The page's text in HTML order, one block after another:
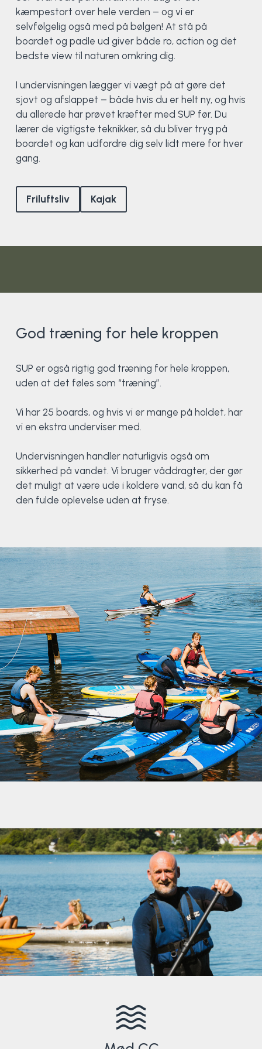
kæmpestort over hele verden – og vi er
selvfølgelig også med på bølgen! At stå på
boardet og padle ud giver både ro, action og det
bedste view til naturen omkring dig.
I undervisningen lægger vi vægt på at gøre det
sjovt og afslappet – både hvis du er helt ny, og hvis
du allerede har prøvet kræfter med SUP før. Du
lærer de vigtigste teknikker, så du bliver tryg på
boardet og kan udfordre dig selv lidt mere for hver
gang.
Friluftsliv Kajak
God træning for hele kroppen
SUP er også rigtig god træning for hele kroppen,
uden at det føles som “træning”.
Vi har 25 boards, og hvis vi er mange på holdet, har
vi en ekstra underviser med.
Undervisningen handler naturligvis også om
sikkerhed på vandet. Vi bruger våddragter, der gør
det muligt at være ude i koldere vand, så du kan få
den fulde oplevelse uden at fryse.
Klatring
Løb
Padel
Pardans
Rytmisk gymnastik
Ski & snowboard
Svømning og Livredning
Tons og teambuilding
Volleyball
Yoga